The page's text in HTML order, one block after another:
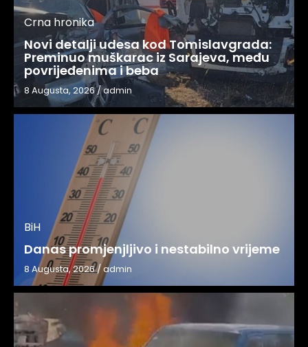
Crna hronika
Novi detalji udesa kod Tomislavgrada:
Preminuo muškarac iz Sarajeva, među
povrijeđenima i beba
8 Augusta, 2026/admin
BiH
Danas promjenjljivo i nestabilno vrijeme
8 Augusta, 2026/admin